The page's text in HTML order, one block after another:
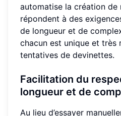
automatise la création de
répondent à des
de longueur et de
chacun est unique et très
tentatives de devinettes.
Facilitation du
longueur et de
Au lieu d’essayer